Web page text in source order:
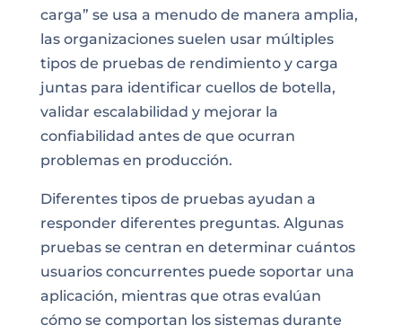
carga” se usa a menudo de manera amplia,
las organizaciones suelen usar múltiples
tipos de pruebas de rendimiento y carga
juntas para identificar cuellos de botella,
validar escalabilidad y mejorar la
confiabilidad antes de que ocurran
problemas en producción.
Diferentes tipos de pruebas ayudan a
responder diferentes preguntas. Algunas
pruebas se centran en determinar cuántos
usuarios concurrentes puede soportar una
aplicación, mientras que otras evalúan
cómo se comportan los sistemas durante